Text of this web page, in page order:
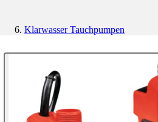
Klarwasser Tauchpumpen